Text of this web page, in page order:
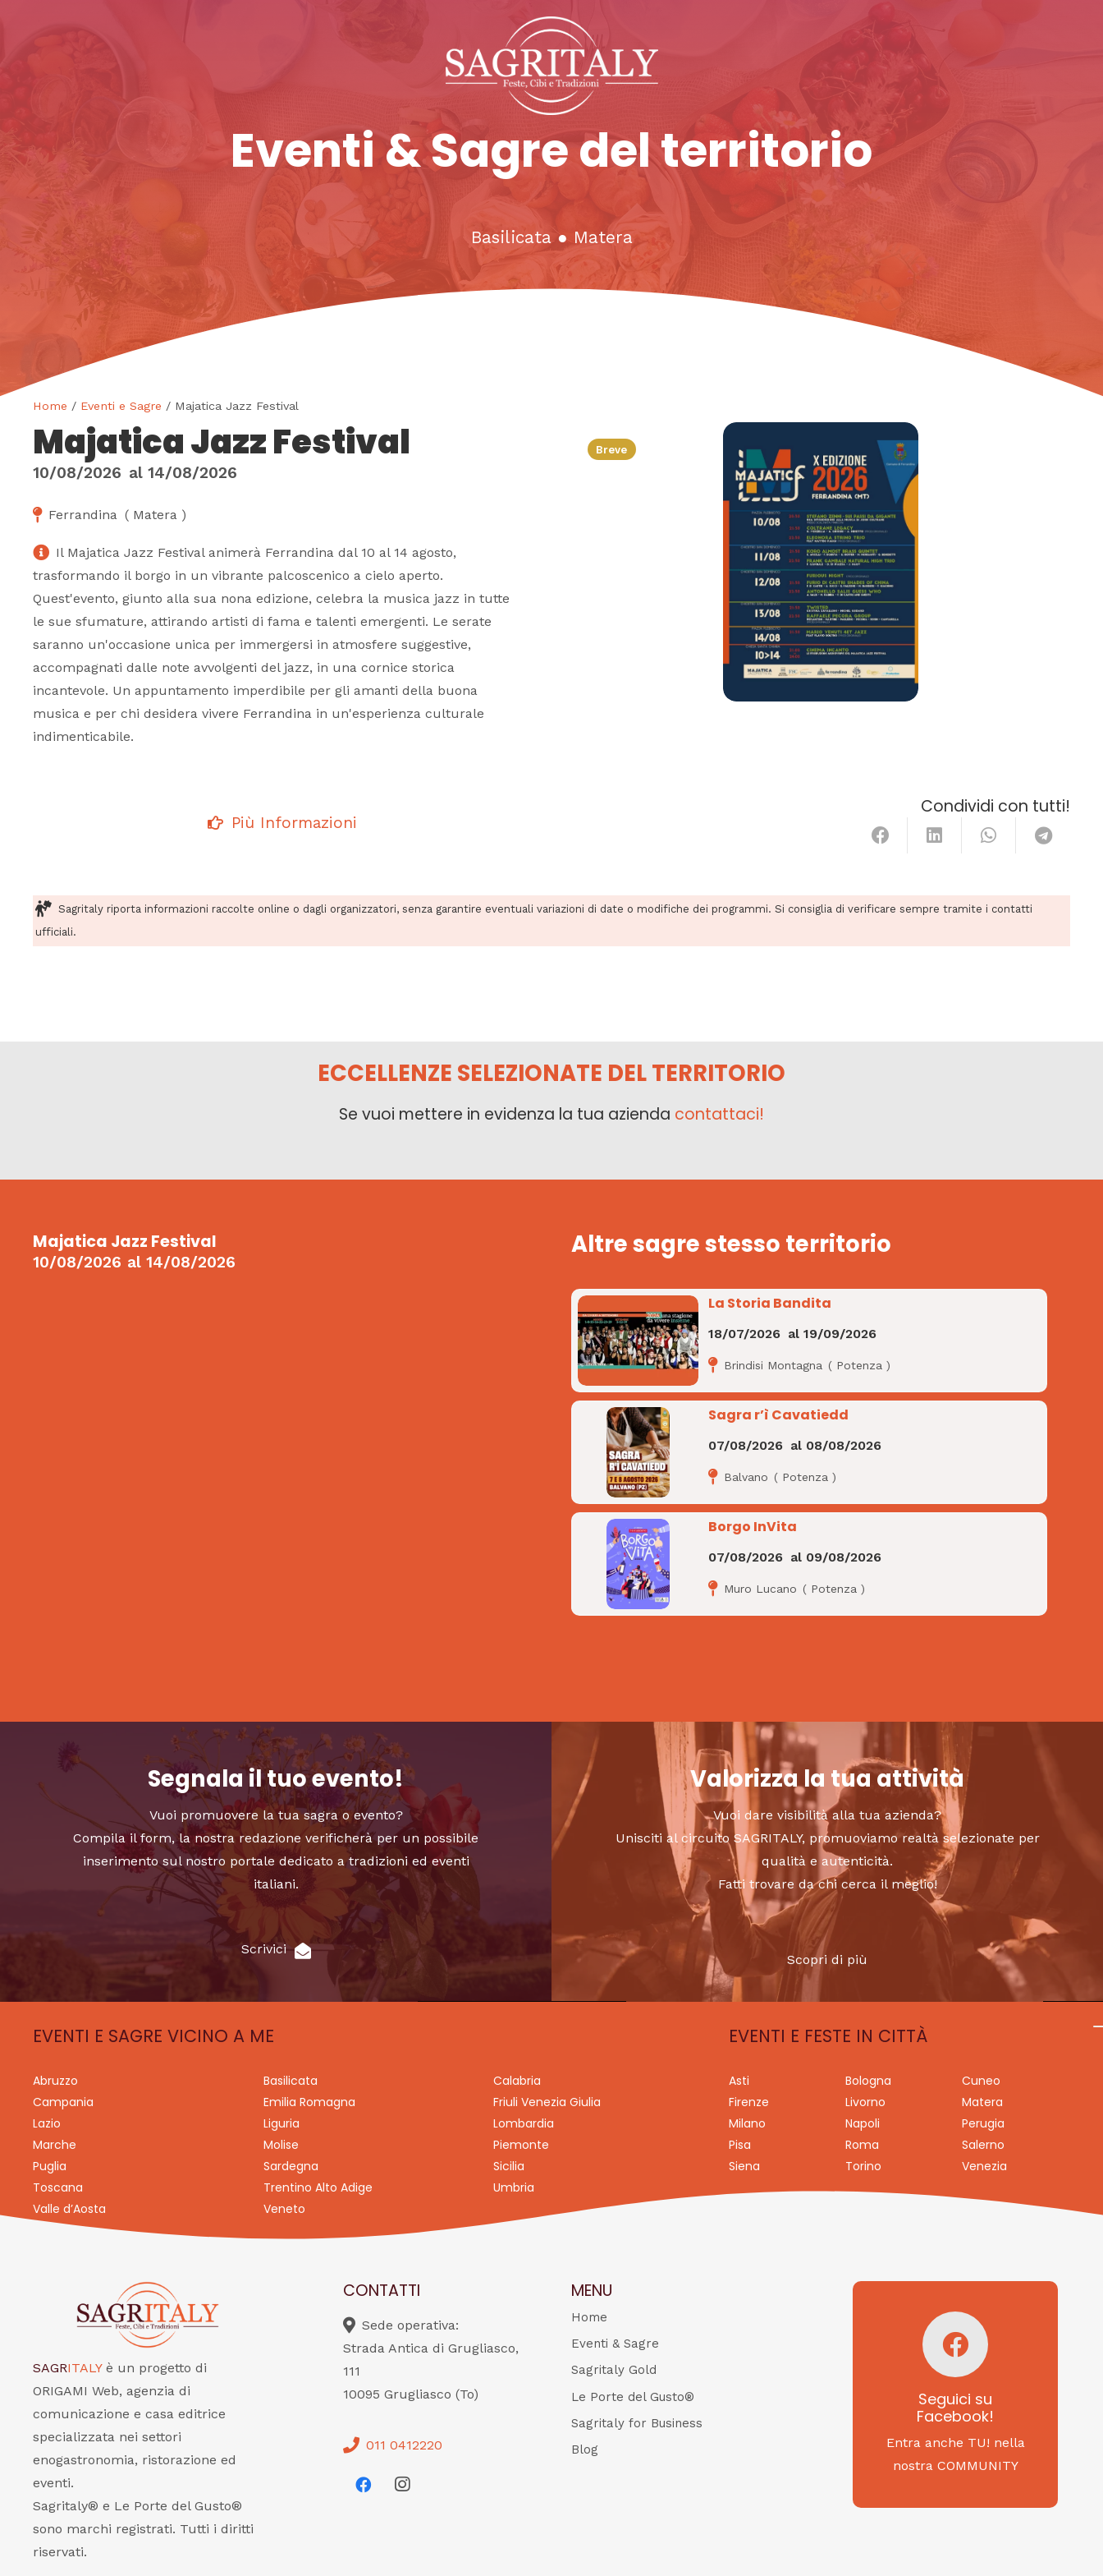
Eventi & Sagre del territorio
Basilicata ● Matera
Home / Eventi e Sagre / Majatica Jazz Festival
Majatica Jazz Festival
10/08/2026 al 14/08/2026
Ferrandina ( Matera )
Il Majatica Jazz Festival animerà Ferrandina dal 10 al 14 agosto,
trasformando il borgo in un vibrante palcoscenico a cielo aperto.
Quest'evento, giunto alla sua nona edizione, celebra la musica jazz in tutte
le sue sfumature, attirando artisti di fama e talenti emergenti. Le serate
saranno un'occasione unica per immergersi in atmosfere suggestive,
accompagnati dalle note avvolgenti del jazz, in una cornice storica
incantevole. Un appuntamento imperdibile per gli amanti della buona
musica e per chi desidera vivere Ferrandina in un'esperienza culturale
indimenticabile.
Breve
Più Informazioni
Condividi con tutti!
Sagritaly riporta informazioni raccolte online o dagli organizzatori, senza garantire eventuali variazioni di date o modifiche dei programmi. Si consiglia di verificare sempre tramite i contatti
ufficiali.
ECCELLENZE SELEZIONATE DEL TERRITORIO
Se vuoi mettere in evidenza la tua azienda contattaci!
Majatica Jazz Festival
10/08/2026 al 14/08/2026
Altre sagre stesso territorio
La Storia Bandita
18/07/2026 al19/09/2026
Brindisi Montagna ( Potenza )
Sagra r’ì Cavatiedd
07/08/2026 al 08/08/2026
Balvano ( Potenza )
Borgo InVita
07/08/2026 al 09/08/2026
Muro Lucano ( Potenza )
Segnala il tuo evento!
Vuoi promuovere la tua sagra o evento?
Compila il form, la nostra redazione verificherà per un possibile
inserimento sul nostro portale dedicato a tradizioni ed eventi
italiani.
Scrivici
Valorizza la tua attività
Vuoi dare visibilità alla tua azienda?
Unisciti al circuito SAGRITALY, promuoviamo realtà selezionate per
qualità e autenticità.
Fatti trovare da chi cerca il meglio!
Scopri di più
EVENTI E SAGRE VICINO A ME
Abruzzo Basilicata
Calabria
Campania
Emilia Romagna
Friuli Venezia Giulia
Lazio
Liguria
Lombardia
Marche
Molise
Piemonte
Puglia
Sardegna
Sicilia
Toscana
Trentino Alto Adige
Umbria
Valle d’Aosta
Veneto
EVENTI E FESTE IN CITTÀ
Asti Bologna
Cuneo
Firenze
Livorno
Matera
Milano
Napoli
Perugia
Pisa
Roma
Salerno
Siena
Torino Venezia
SAGRITALY è un progetto di
ORIGAMI Web, agenzia di
comunicazione e casa editrice
specializzata nei settori
enogastronomia, ristorazione ed
eventi.
Sagritaly® e Le Porte del Gusto®
sono marchi registrati. Tutti i diritti
riservati.
CONTATTI
Sede operativa:
Strada Antica di Grugliasco,
111
10095 Grugliasco (To)
011 0412220
MENU
Home
Eventi & Sagre
Sagritaly Gold
Le Porte del Gusto®
Sagritaly for Business
Blog
Seguici su
Facebook!
Entra anche TU! nella
nostra COMMUNITY
Seguici su
Facebook!
SAGRITALY
Feste, cibi e tradizioni
da Nord a Sud...